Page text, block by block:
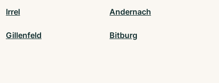
Irrel Andernach
Gillenfeld Bitburg